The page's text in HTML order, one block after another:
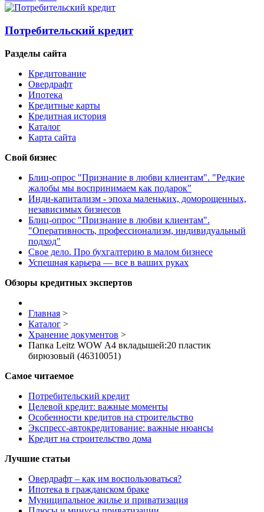
Потребительский кредит
Разделы сайта
Кредитование
Овердрафт
Ипотека
Кредитные карты
Кредитная история
Каталог
Карта сайта
Свой бизнес
Блиц-опрос "Признание в любви клиентам". "Редкие
жалобы мы воспринимаем как подарок"
Инди-капитализм - эпоха маленьких, доморощенных,
независимых бизнесов
Блиц-опрос "Признание в любви клиентам".
"Оперативность, профессионализм, индивидуальный
подход"
Свое дело. Про бухгалтерию в малом бизнесе
Успешная карьера — все в ваших руках
Обзоры кредитных экспертов
Главная >
Каталог >
Хранение документов >
Папка Leitz WOW А4 вкладышей:20 пластик
бирюзовый (46310051)
Самое читаемое
Потребительский кредит
Целевой кредит: важные моменты
Особенности кредитов на строительство
Экспресс-автокредитование: важные нюансы
Кредит на строительство дома
Лучшие статьи
Овердрафт – как им воспользоваться?
Ипотека в гражданском браке
Муниципальное жилье и приватизация